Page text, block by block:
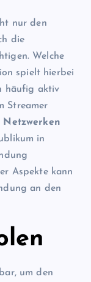
nur den
die
Welche
spielt hierbei
häufig aktiv
Streamer
Netzwerken
in
Aspekte kann
an den
um den